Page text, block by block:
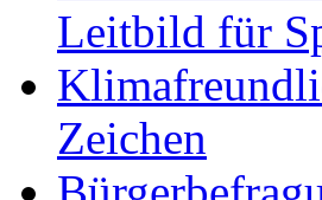
Leitbild für
Zeichen